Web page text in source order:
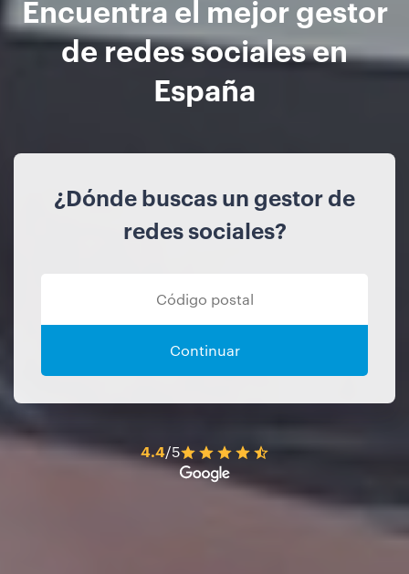
Encuentra el mejor gestor
de redes sociales en
España
¿Dónde buscas un gestor de
redes sociales?
Continuar
4.4/5